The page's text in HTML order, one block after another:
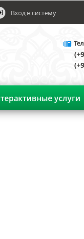
Вход в систему
услуги